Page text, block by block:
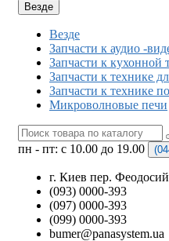
Везде
Везде
Запчасти к аудио -
Запчасти к кухонной
Запчасти к технике
Запчасти к технике
Микроволновые печи
пн - пт: с 10.00 до 19.00
г. Киев пер.
(093) 0000-393
(097) 0000-393
(099) 0000-393
bumer@panasystem.ua